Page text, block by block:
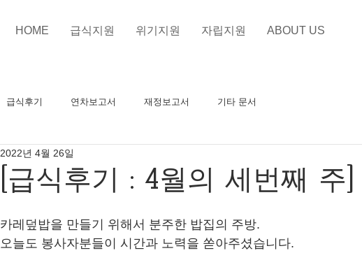
HOME 급식지원 위기지원 자립지원 ABOUT US
급식후기 연차보고서 재정보고서 기타 문서
[급식후기 : 4월의 세번째 주]
2022년 4월 26일
카레덮밥을 만들기 위해서 분주한 밥집의 주방.
오늘도 봉사자분들이 시간과 노력을 쏟아주셨습니다.